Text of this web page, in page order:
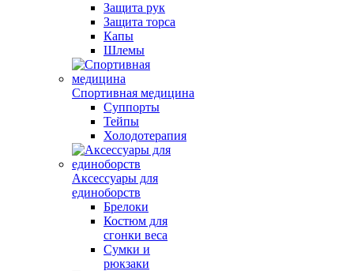
Защита рук
Защита торса
Капы
Шлемы
Спортивная медицина
Суппорты
Тейпы
Холодотерапия
Аксессуары для
единоборств
Брелоки
Костюм для
сгонки веса
Сумки и
рюкзаки